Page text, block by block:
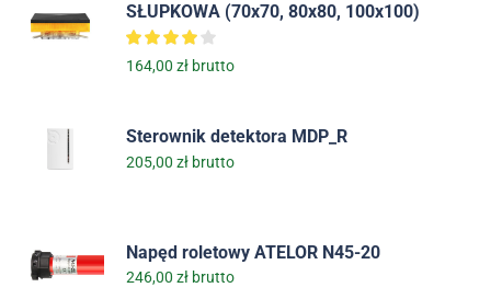
SŁUPKOWA (70x70, 80x80, 100x100)
164,00 zł brutto
Sterownik detektora MDP_R
205,00 zł brutto
Napęd roletowy ATELOR N45-20
246,00 zł brutto